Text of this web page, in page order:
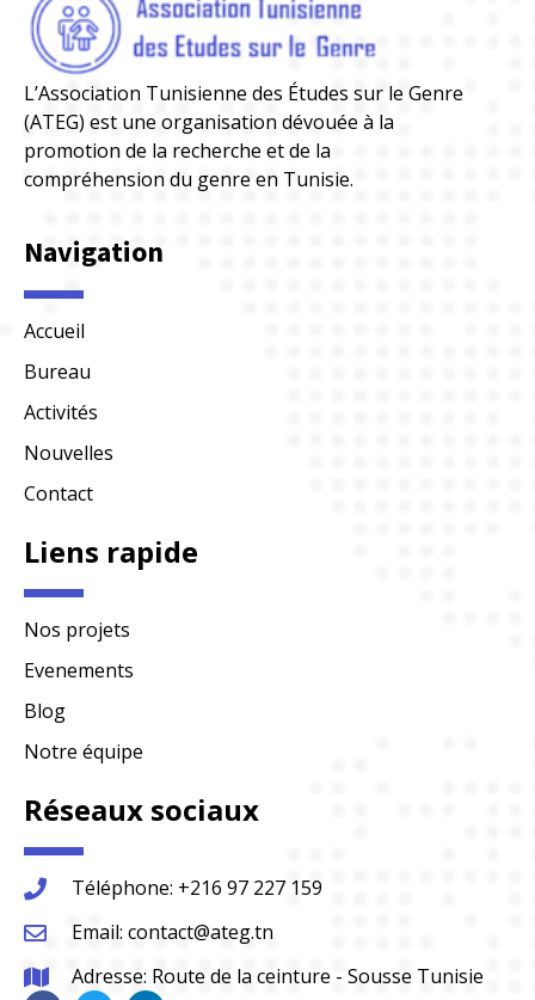
L’Association Tunisienne des Études sur le Genre
(ATEG) est une organisation dévouée à la
promotion de la recherche et de la
compréhension du genre en Tunisie.
Navigation
Accueil
Bureau
Activités
Nouvelles
Contact
Liens rapide
Nos projets
Evenements
Blog
Notre équipe
Réseaux sociaux
Téléphone: +216 97 227 159
Email: contact@ateg.tn
Adresse: Route de la ceinture - Sousse Tunisie